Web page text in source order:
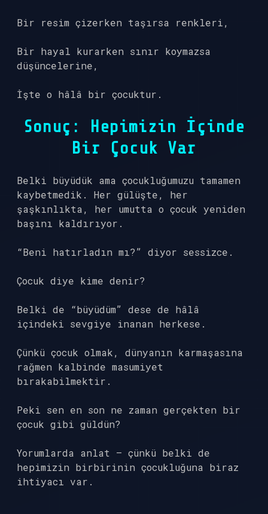
Bir resim çizerken taşırsa renkleri,
Bir hayal kurarken sınır koymazsa
düşüncelerine,
İşte o hâlâ bir çocuktur.
Sonuç: Hepimizin İçinde
Bir Çocuk Var
Belki büyüdük ama çocukluğumuzu tamamen
kaybetmedik. Her gülüşte, her
şaşkınlıkta, her umutta o çocuk yeniden
başını kaldırıyor.
“Beni hatırladın mı?” diyor sessizce.
Çocuk diye kime denir?
Belki de “büyüdüm” dese de hâlâ
içindeki sevgiye inanan herkese.
Çünkü çocuk olmak, dünyanın karmaşasına
rağmen kalbinde masumiyet
bırakabilmektir.
Peki sen en son ne zaman gerçekten bir
çocuk gibi güldün?
Yorumlarda anlat — çünkü belki de
hepimizin birbirinin çocukluğuna biraz
ihtiyacı var.